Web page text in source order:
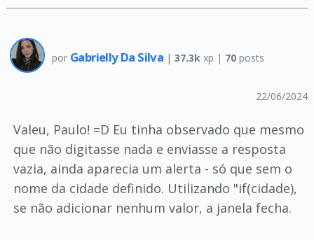
por Gabrielly Da Silva | 37.3k xp | 70posts
22/06/2024
Valeu, Paulo! =D Eu tinha observado que mesmo
que não digitasse nada e enviasse a resposta
vazia, ainda aparecia um alerta - só que sem o
nome da cidade definido. Utilizando "if(cidade),
se não adicionar nenhum valor, a janela fecha.